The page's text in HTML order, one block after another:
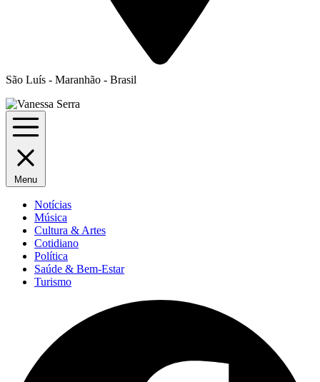
São Luís - Maranhão - Brasil
Menu
Notícias
Música
Cultura & Artes
Cotidiano
Política
Saúde & Bem-Estar
Turismo